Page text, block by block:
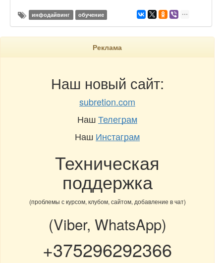
инфодайвинг обучение
Реклама
Наш новый сайт:
subretion.com
НашТелеграм
Наш Инстаграм
Техническая
поддержка
(проблемы с курсом, клубом, сайтом, добавление в чат)
(Viber, WhatsApp)
+375296292366